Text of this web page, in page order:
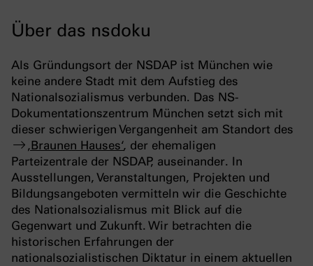
Über das nsdoku
Als Gründungsort der NSDAP ist München wie
keine andere Stadt mit dem Aufstieg des
Nationalsozialismus verbunden. Das NS-
Dokumentationszentrum München setzt sich mit
dieser schwierigen Vergangenheit am Standort des
‚Braunen Hauses‘, der ehemaligen
Parteizentrale der NSDAP, auseinander. In
Ausstellungen, Veranstaltungen, Projekten und
Bildungsangeboten vermitteln wir die Geschichte
des Nationalsozialismus mit Blick auf die
Gegenwart und Zukunft. Wir betrachten die
historischen Erfahrungen der
nationalsozialistischen Diktatur in einem aktuellen